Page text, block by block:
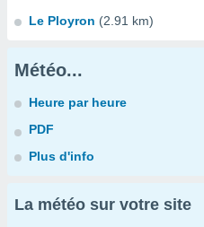
Le Ployron (2.91 km)
Météo...
Heure par heure
PDF
Plus d'info
La météo sur votre site